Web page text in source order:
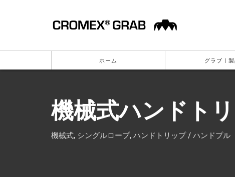
ホーム グラブ | 製
機械式ハンドト
機械式, シングルロープ, ハンドトリップ / ハンドプル